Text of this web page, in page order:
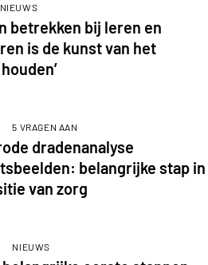
NIEUWS
betrekken bij leren en
is de kunst van het
5 VRAGEN AAN
dradenanalyse
belangrijke stap in
van zorg
NIEUWS